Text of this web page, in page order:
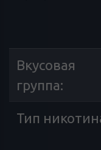
Вкусовая
группа:
Тип